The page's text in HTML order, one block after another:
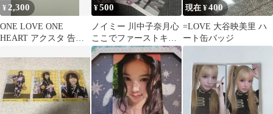
¥ 2,300
ONE LOVE ONE
HEART アクスタ 告白
¥500
ノイミー 川中子奈月心
ここでファーストキッ
ス 歌唱衣装 生写真 コ
ンプ
現在 ¥400
=LOVE 大谷映美里 ハ
ート缶バッジ